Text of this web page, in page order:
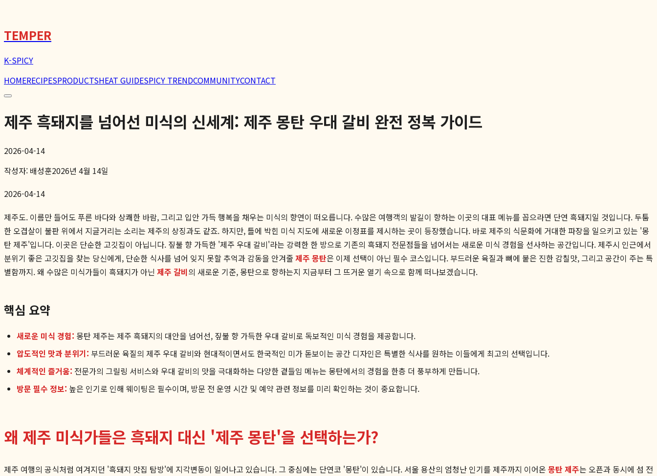
TEMPER
K-SPICY
HOMERECIPESPRODUCTSHEAT GUIDESPICY TRENDCOMMUNITYCONTACT
제주 흑돼지를 넘어선 미식의 신세계: 제주 몽탄 우대 갈비 완전 정복 가이드
2026-04-14
작성자: 배성훈2026년 4월 14일
2026-04-14
제주도. 이름만 들어도 푸른 바다와 상쾌한 바람, 그리고 입안 가득 행복을 채우는 미식의 향연이 떠오릅니다. 수많은 여행객의 발길이 향하는 이곳의 대표 메뉴를 꼽으라면 단연 흑돼지일 것입니다. 두툼
한 오겹살이 불판 위에서 지글거리는 소리는 제주의 상징과도 같죠. 하지만, 틀에 박힌 미식 지도에 새로운 이정표를 제시하는 곳이 등장했습니다. 바로 제주의 식문화에 거대한 파장을 일으키고 있는 '몽
탄 제주'입니다. 이곳은 단순한 고깃집이 아닙니다. 짚불 향 가득한 '제주 우대 갈비'라는 강력한 한 방으로 기존의 흑돼지 전문점들을 넘어서는 새로운 미식 경험을 선사하는 공간입니다. 제주시 인근에서
분위기 좋은 고깃집을 찾는 당신에게, 단순한 식사를 넘어 잊지 못할 추억과 감동을 안겨줄 제주 몽탄은 이제 선택이 아닌 필수 코스입니다. 부드러운 육질과 뼈에 붙은 진한 감칠맛, 그리고 공간이 주는 특
별함까지. 왜 수많은 미식가들이 흑돼지가 아닌 제주 갈비의 새로운 기준, 몽탄으로 향하는지 지금부터 그 뜨거운 열기 속으로 함께 떠나보겠습니다.
핵심 요약
새로운 미식 경험: 몽탄 제주는 제주 흑돼지의 대안을 넘어선, 짚불 향 가득한 우대 갈비로 독보적인 미식 경험을 제공합니다.
압도적인 맛과 분위기: 부드러운 육질의 제주 우대 갈비와 현대적이면서도 한국적인 미가 돋보이는 공간 디자인은 특별한 식사를 원하는 이들에게 최고의 선택입니다.
체계적인 즐거움: 전문가의 그릴링 서비스와 우대 갈비의 맛을 극대화하는 다양한 곁들임 메뉴는 몽탄에서의 경험을 한층 더 풍부하게 만듭니다.
방문 필수 정보: 높은 인기로 인해 웨이팅은 필수이며, 방문 전 운영 시간 및 예약 관련 정보를 미리 확인하는 것이 중요합니다.
왜 제주 미식가들은 흑돼지 대신 '제주 몽탄'을 선택하는가?
제주 여행의 공식처럼 여겨지던 '흑돼지 맛집 탐방'에 지각변동이 일어나고 있습니다. 그 중심에는 단연코 '몽탄'이 있습니다. 서울 용산의 엄청난 인기를 제주까지 이어온 몽탄 제주는 오픈과 동시에 섬 전